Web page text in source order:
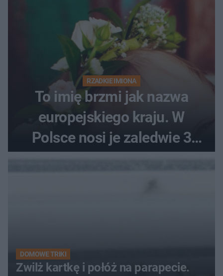
RZADKIE IMIONA
To imię brzmi jak nazwa
europejskiego kraju. W
Polsce nosi je zaledwie 3
DOMOWE TRIKI
Zwilż kartkę i połóż na parapecie.